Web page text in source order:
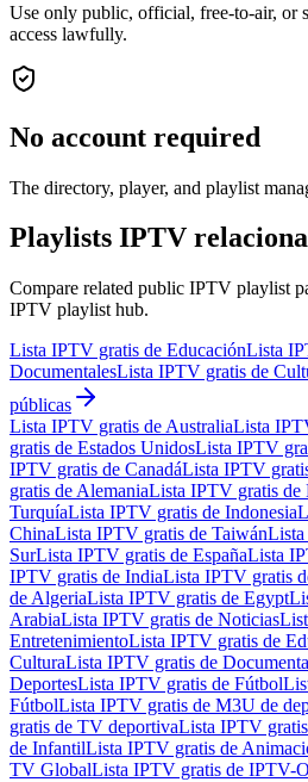
Use only public, official, free-to-air, or
access lawfully.
No account required
The directory, player, and playlist
Playlists IPTV
Compare related public IPTV playlist
IPTV playlist hub.
Lista IPTV gratis de EducaciónLista
DocumentalesLista IPTV gratis de
públicas
Lista IPTV gratis de AustraliaLista
gratis de Estados UnidosLista IPTV
IPTV gratis de CanadáLista IPTV
gratis de AlemaniaLista IPTV gratis de
TurquíaLista IPTV gratis de Indonesia
ChinaLista IPTV gratis de TaiwánLista
SurLista IPTV gratis de EspañaLista
IPTV gratis de IndiaLista IPTV gratis
de AlgeriaLista IPTV gratis de Egypt
ArabiaLista IPTV gratis de Noticias
EntretenimientoLista IPTV gratis de
CulturaLista IPTV gratis de
DeportesLista IPTV gratis de Fútbol
FútbolLista IPTV gratis de M3U de
gratis de TV deportivaLista IPTV
de InfantilLista IPTV gratis de
TV GlobalLista IPTV gratis de IPTV-